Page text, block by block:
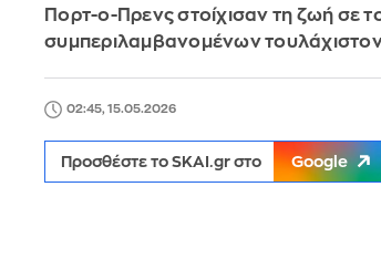
Πορτ-ο-Πρενς στοίχισαν τη ζωή σε
συμπεριλαμβανομένων
02:45, 15.05.2026
Προσθέστε το SKAI.gr στο Google